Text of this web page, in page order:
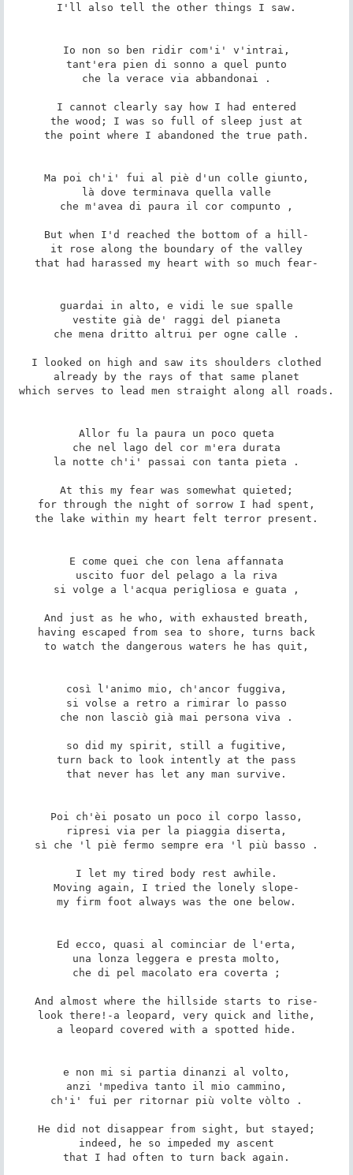
I'll also tell the other things I saw.
Io non so ben ridir com'i' v'intrai,
tant'era pien di sonno a quel punto
che la verace via abbandonai .
I cannot clearly say how I had entered
the wood; I was so full of sleep just at
the point where I abandoned the true path.
Ma poi ch'i' fui al piè d'un colle giunto,
là dove terminava quella valle
che m'avea di paura il cor compunto ,
But when I'd reached the bottom of a hill-
it rose along the boundary of the valley
that had harassed my heart with so much fear-
guardai in alto, e vidi le sue spalle
vestite già de' raggi del pianeta
che mena dritto altrui per ogne calle .
I looked on high and saw its shoulders clothed
already by the rays of that same planet
which serves to lead men straight along all roads.
Allor fu la paura un poco queta
che nel lago del cor m'era durata
la notte ch'i' passai con tanta pieta .
At this my fear was somewhat quieted;
for through the night of sorrow I had spent,
the lake within my heart felt terror present.
E come quei che con lena affannata
uscito fuor del pelago a la riva
si volge a l'acqua perigliosa e guata ,
And just as he who, with exhausted breath,
having escaped from sea to shore, turns back
to watch the dangerous waters he has quit,
così l'animo mio, ch'ancor fuggiva,
si volse a retro a rimirar lo passo
che non lasciò già mai persona viva .
so did my spirit, still a fugitive,
turn back to look intently at the pass
that never has let any man survive.
Poi ch'èi posato un poco il corpo lasso,
ripresi via per la piaggia diserta,
sì che 'l piè fermo sempre era 'l più basso .
I let my tired body rest awhile.
Moving again, I tried the lonely slope-
my firm foot always was the one below.
Ed ecco, quasi al cominciar de l'erta,
una lonza leggera e presta molto,
che di pel macolato era coverta ;
And almost where the hillside starts to rise-
look there!-a leopard, very quick and lithe,
a leopard covered with a spotted hide.
e non mi si partia dinanzi al volto,
anzi 'mpediva tanto il mio cammino,
ch'i' fui per ritornar più volte vòlto .
He did not disappear from sight, but stayed;
indeed, he so impeded my ascent
that I had often to turn back again.